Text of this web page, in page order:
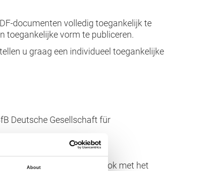
About
documenten volledig toegankelijk te
toegankelijke vorm te publiceren.
u graag een individueel toegankelijke
Deutsche Gesellschaft für
1”. Alle functies kunnen ook met het